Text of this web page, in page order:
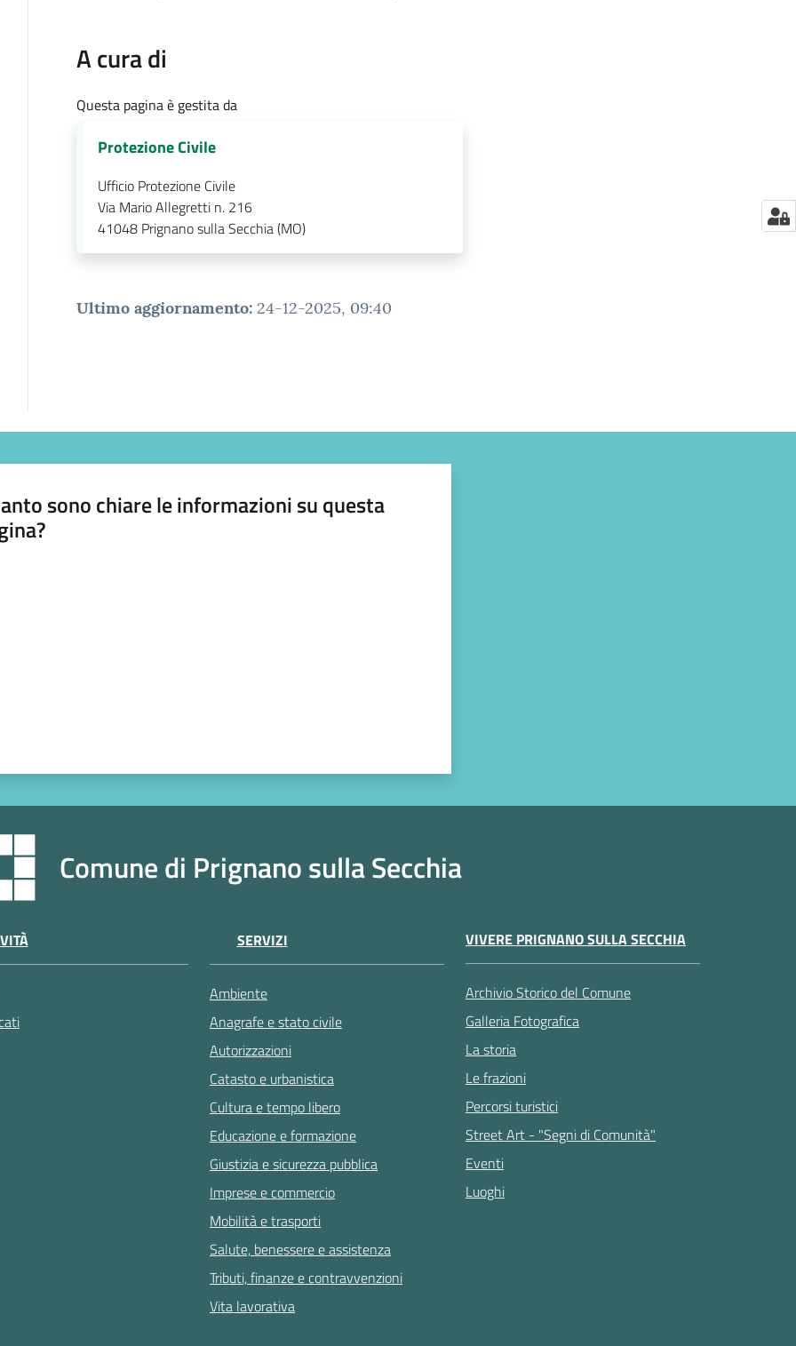
A cura di
Questa pagina è gestita da
Protezione Civile
Ufficio Protezione Civile
Via Mario Allegretti n. 216
41048 Prignano sulla Secchia (MO)
Ultimo aggiornamento: 24-12-2025, 09:40
sono chiare le informazioni su questa
Comune di Prignano sulla Secchia
SERVIZI
Ambiente
Anagrafe e stato civile
Autorizzazioni
Catasto e urbanistica
Cultura e tempo libero
Educazione e formazione
Giustizia e sicurezza pubblica
Imprese e commercio
Mobilità e trasporti
Salute, benessere e assistenza
Tributi, finanze e contravvenzioni
Vita lavorativa
VIVERE PRIGNANO SULLA SECCHIA
Archivio Storico del Comune
Galleria Fotografica
La storia
Le frazioni
Percorsi turistici
Street Art - "Segni di Comunità"
Eventi
Luoghi